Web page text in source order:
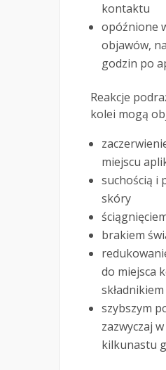
kontaktu
opóźnione
objawów,
godzin po
Reakcje
kolei mogą
miejscu
suchością i
skóry
brakiem
do miejsca
składnikiem
szybszym
zazwyczaj
kilkunastu